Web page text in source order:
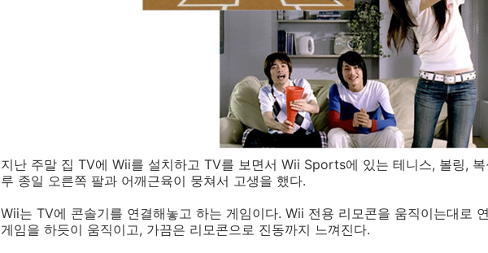
지난 주말 집 TV에 Wii를 설치하고 TV를 보면서 Wii Sports에 있는 테니스, 볼링,
루 종일 오른쪽 팔과 어깨근육이 뭉쳐서 고생을 했다.
Wii는 TV에 콘솔기를 연결해놓고 하는 게임이다. Wii 전용 리모콘을 움직이는대로
게임을 하듯이 움직이고, 가끔은 리모콘으로 진동까지 느껴진다.